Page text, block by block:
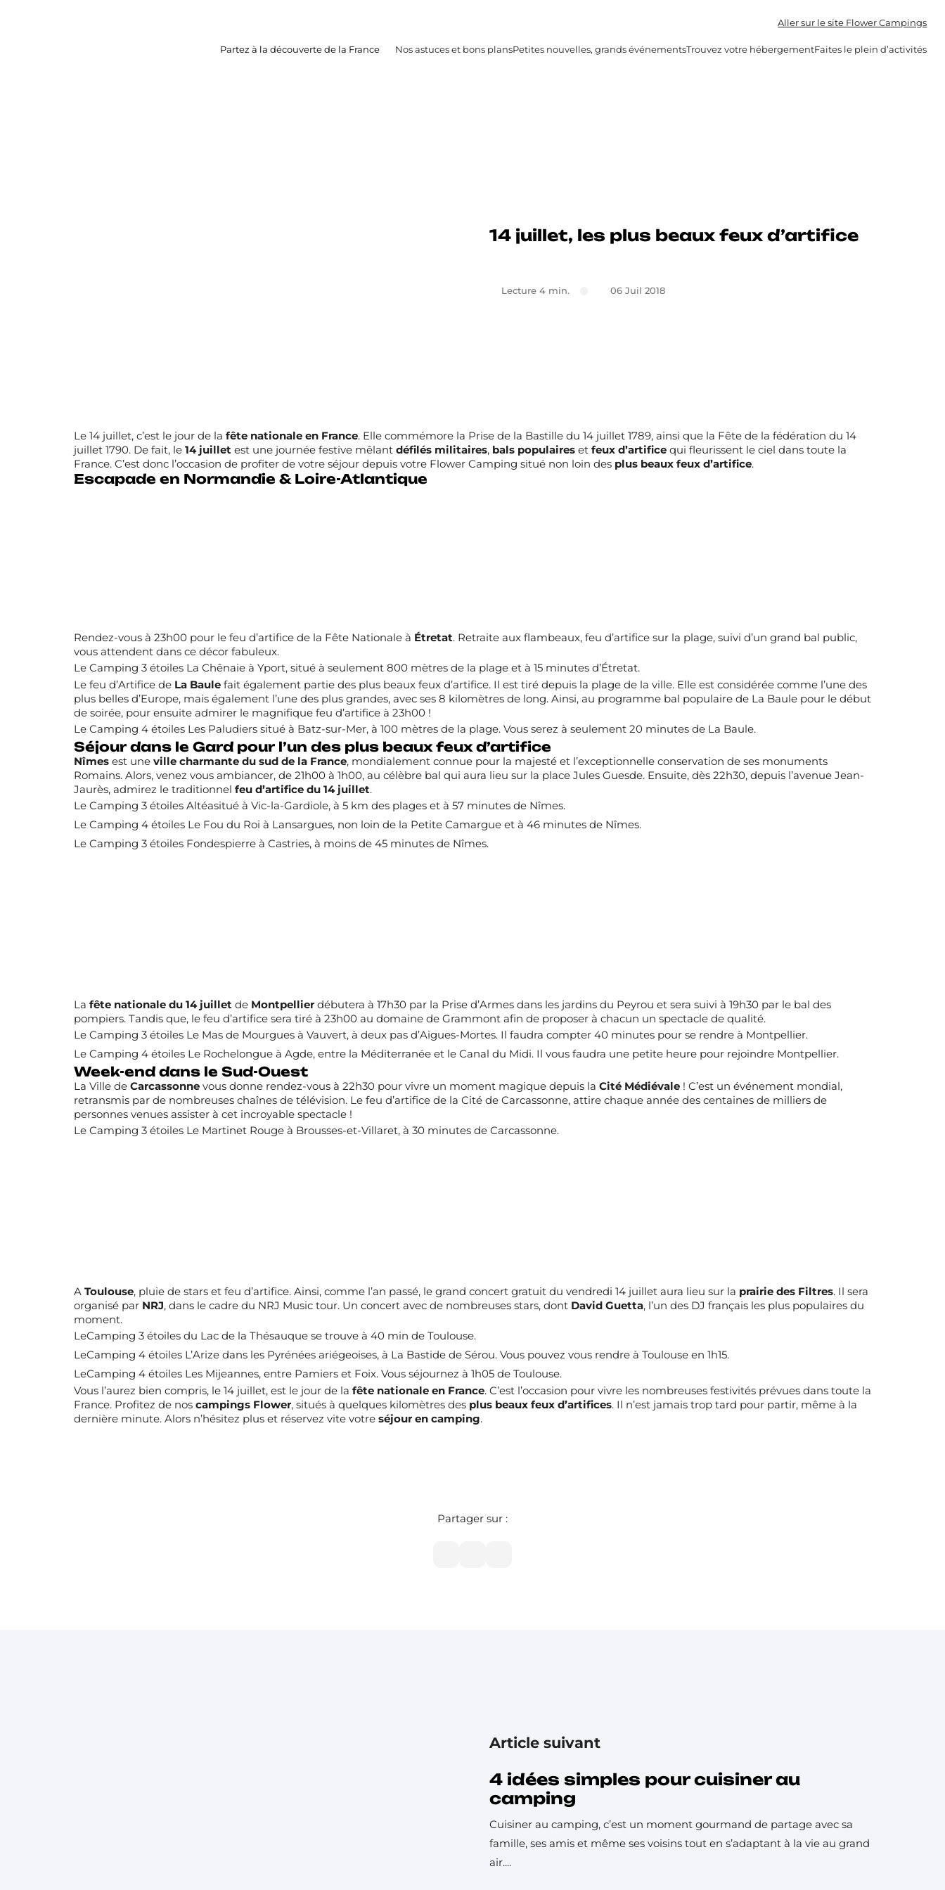
Aller sur le site Flower Campings
Partez à la découverte de la France Nos astuces et bons plansPetites nouvelles, grands événementsTrouvez votre hébergementFaites le plein d’activités
14 juillet, les plus beaux feux d’artifice
Lecture 4 min. 06 Juil 2018
Le 14 juillet, c’est le jour de la fête nationale en France. Elle commémore la Prise de la Bastille du 14 juillet 1789, ainsi que la Fête de la fédération du 14
juillet 1790. De fait, le 14 juilletest une journée festive mêlant défilés militaires, bals populaireset feux d’artificequi fleurissent le ciel dans toute la
France. C’est donc l’occasion de profiter de votre séjour depuis votre Flower Camping situé non loin des plus beaux feux d’artifice.
Escapade en Normandie & Loire-Atlantique
Rendez-vous à 23h00 pour le feu d’artifice de la Fête Nationale à Étretat. Retraite aux flambeaux, feu d’artifice sur la plage, suivi d’un grand bal public,
vous attendent dans ce décor fabuleux.
Le Camping 3 étoiles La Chênaieà Yport, situé à seulement 800 mètres de la plage et à 15 minutes d’Étretat.
Le feu d’Artifice deLa Baule fait également partie des plus beaux feux d’artifice. Il est tiré depuis la plage de la ville. Elle est considérée comme l’une des
plus belles d’Europe, mais également l’une des plus grandes, avec ses 8 kilomètres de long. Ainsi, au programme bal populaire de La Baule pour le début
de soirée, pour ensuite admirer le magnifique feu d’artifice à 23h00 !
Le Camping 4 étoiles Les Paludierssitué à Batz-sur-Mer, à 100 mètres de la plage. Vous serez à seulement 20 minutes de La Baule.
Séjour dans le Gard pour l’un des plus beaux feux d’artifice
Nîmesest une ville charmante du sud de la France, mondialement connue pour la majesté et l’exceptionnelle conservation de ses monuments
Romains. Alors, venez vous ambiancer, de 21h00 à 1h00, au célèbre bal qui aura lieu sur la place Jules Guesde. Ensuite, dès 22h30, depuis l’avenue Jean-
Jaurès, admirez le traditionnel feu d’artifice du 14 juillet.
Le Camping 3 étoiles Altéasitué à Vic-la-Gardiole, à 5 km des plages et à 57 minutes de Nîmes.
Le Camping 4 étoiles Le Fou du Roi à Lansargues, non loin de la Petite Camargue et à 46 minutes de Nîmes.
Le Camping 3 étoiles Fondespierreà Castries, à moins de 45 minutes de Nîmes.
La fête nationale du 14 juilletde Montpellierdébutera à 17h30 par la Prise d’Armes dans les jardins du Peyrou et sera suivi à 19h30 par le bal des
pompiers. Tandis que, le feu d’artifice sera tiré à 23h00 au domaine de Grammont afin de proposer à chacun un spectacle de qualité.
Le Camping 3 étoiles Le Mas de Mourguesà Vauvert, à deux pas d’Aigues-Mortes. Il faudra compter 40 minutes pour se rendre à Montpellier.
Le Camping 4 étoiles Le Rochelongueà Agde, entre la Méditerranée et le Canal du Midi. Il vous faudra une petite heure pour rejoindre Montpellier.
Week-end dans le Sud-Ouest
La Ville de Carcassonnevous donne rendez-vous à 22h30 pour vivre un moment magique depuis la Cité Médiévale! C’est un événement mondial,
retransmis par de nombreuses chaînes de télévision. Le feu d’artifice de la Cité de Carcassonne, attire chaque année des centaines de milliers de
personnes venues assister à cet incroyable spectacle !
Le Camping 3 étoiles Le Martinet Rougeà Brousses-et-Villaret, à 30 minutes de Carcassonne.
A Toulouse, pluie de stars et feu d’artifice. Ainsi, comme l’an passé, le grand concert gratuit du vendredi 14 juillet aura lieu sur la prairie des Filtres. Il sera
organisé par NRJ, dans le cadre du NRJ Music tour. Un concert avec de nombreuses stars, dont David Guetta, l’un des DJ français les plus populaires du
moment.
LeCamping 3 étoiles du Lac de la Thésauquese trouve à 40 min de Toulouse.
LeCamping 4 étoiles L’Arizedans les Pyrénées ariégeoises, à La Bastide de Sérou. Vous pouvez vous rendre à Toulouse en 1h15.
LeCamping 4 étoiles Les Mijeannes,entre Pamiers et Foix. Vous séjournez à 1h05 de Toulouse.
Vous l’aurez bien compris, le 14 juillet, est le jour de la fête nationale en France. C’est l’occasion pour vivre les nombreuses festivités prévues dans toute la
France. Profitez de nos campings Flower, situés à quelques kilomètres des plus beaux feux d’artifices. Il n’est jamais trop tard pour partir, même à la
dernière minute. Alors n’hésitez plus et réservez vite votre séjour en camping.
Partager sur :
Article suivant
4 idées simples pour cuisiner au
camping
Cuisiner au camping, c’est un moment gourmand de partage avec sa
famille, ses amis et même ses voisins tout en s’adaptant à la vie au grand
air....